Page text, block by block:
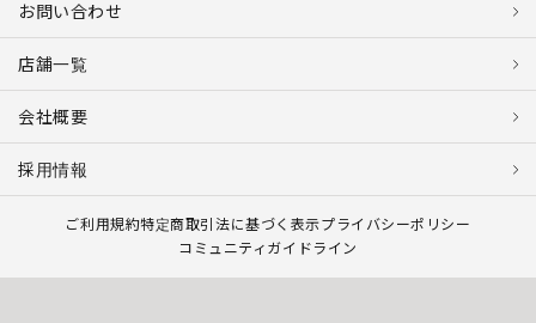
お問い合わせ
店舗一覧
会社概要
採用情報
ご利用規約特定商取引法に基づく表示プライバシーポリシー
コミュニティガイドライン